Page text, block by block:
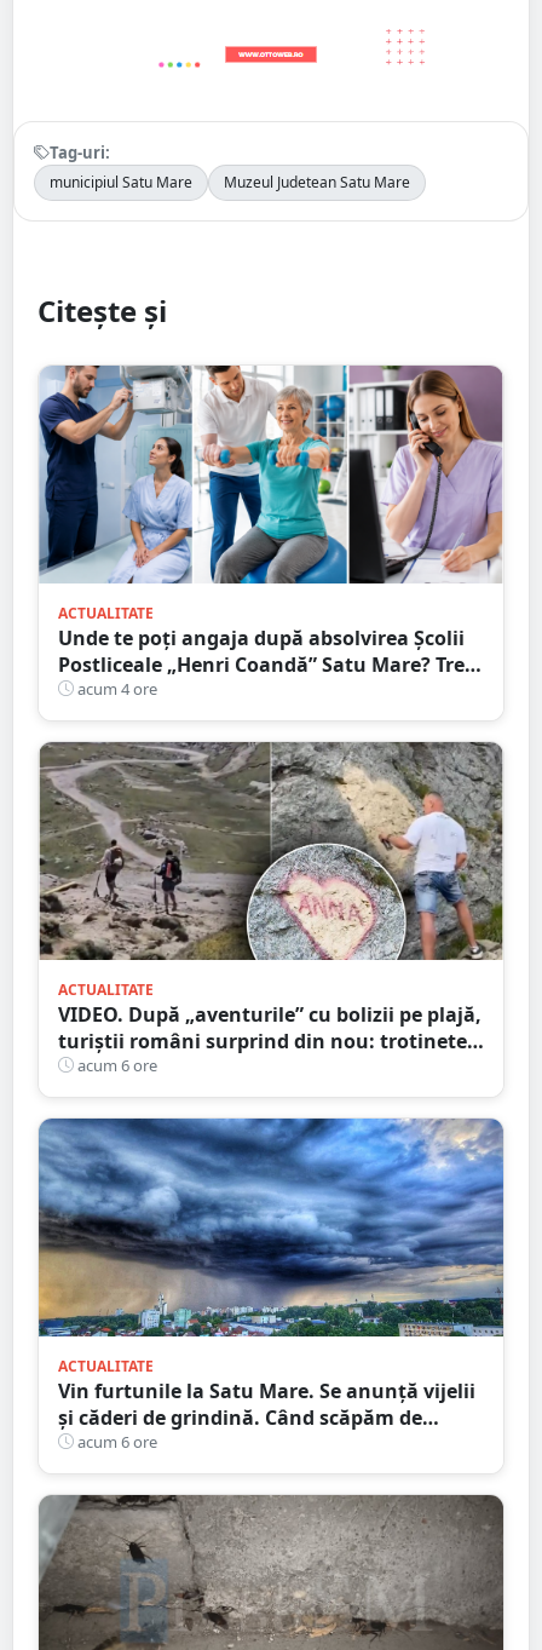
Tag-uri:
municipiul Satu Mare Muzeul Judetean Satu Mare
Citește și
ACTUALITATE
Unde te poți angaja după absolvirea Școlii
Postliceale „Henri Coandă” Satu Mare? Trei
calificări medicale, numeroase oportunități
de carieră
acum 4 ore
ACTUALITATE
VIDEO. După „aventurile” cu bolizii pe plajă,
turiștii români surprind din nou: trotinete
pe Bucegi și declarații de dragoste pe stânci
acum 6 ore
ACTUALITATE
Vin furtunile la Satu Mare. Se anunță vijelii
și căderi de grindină. Când scăpăm de
caniculă
acum 6 ore